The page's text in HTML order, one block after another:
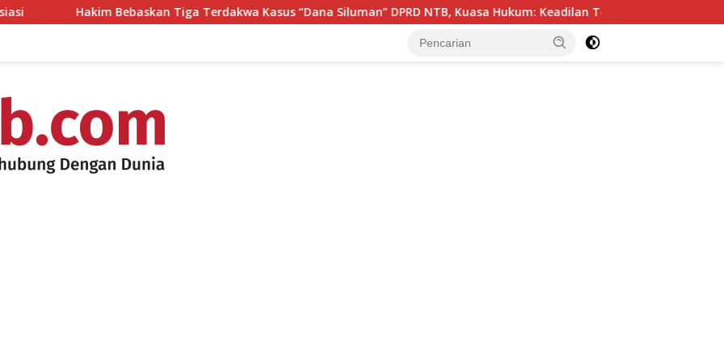
Bebaskan Tiga Terdakwa Kasus “Dana Siluman” DPRD NTB, Kuasa Hukum: Keadilan Telah Ditegakkan